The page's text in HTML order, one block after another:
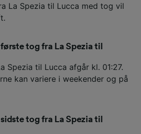
La Spezia til Lucca med tog vil
tog fra La Spezia til
Spezia til Lucca afgår kl. 01:27.
kan variere i weekender og på
tog fra La Spezia til